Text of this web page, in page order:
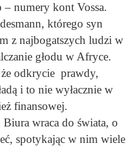
numery kont Vossa.
którego syn
z najbogatszych ludzi w
głodu w Afryce.
odkrycie prawdy,
i to nie wyłacznie w
finansowej.
wraca do świata, o
spotykając w nim wiele